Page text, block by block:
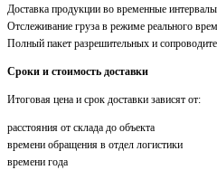
Доставка продукции во временные
Отслеживание груза в режиме реального
Полный пакет разрешительных и
Сроки и стоимость доставки
Итоговая цена и срок доставки зависят от:
расстояния от склада до объекта
времени обращения в отдел логистики
времени года